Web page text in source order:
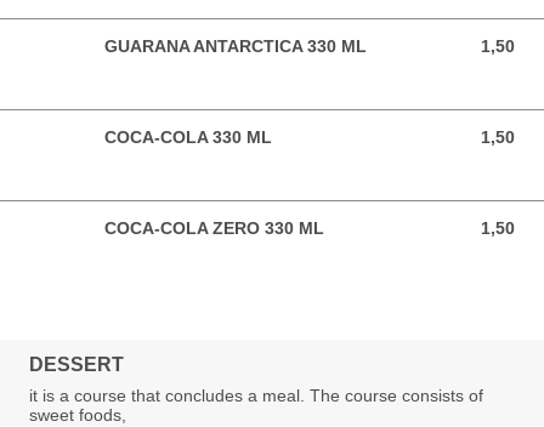
GUARANA ANTARCTICA 330 ML 1,50
1,50 EUR
COCA-COLA 330 ML 1,50
1,50 EUR
COCA-COLA ZERO 330 ML 1,50
1,50 EUR
DESSERT
it is a course that concludes a meal. The course consists of
sweet foods,